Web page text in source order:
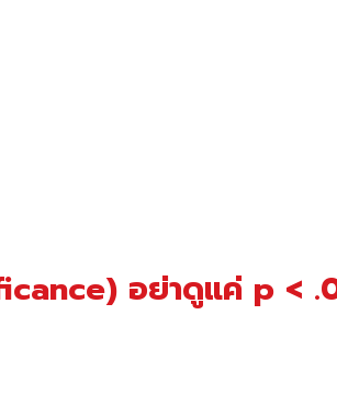
อย่าดูแค่ p <